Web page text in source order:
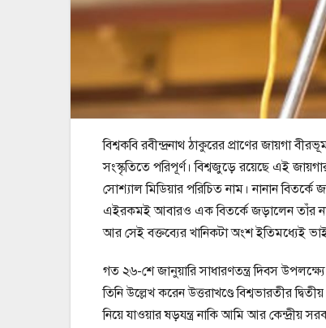
বিশ্বকবি রবীন্দ্রনাথ ঠাকুরের প্রাণের জায়গা
সংস্কৃতিতে পরিপূর্ণ। বিশ্বজুড়ে রয়েছে এই
সোশ্যাল মিডিয়ার পরিচিত নাম। নানান
এইরকমই আবারও এক বিতর্কে জড়ালেন তাঁর
আর সেই বক্তব্যের খানিকটা অংশ ইতিমধ্যেই
গত ২৬-শে জানুয়ারি সাধারণতন্ত্র দিবস
তিনি উল্লেখ করেন উত্তরাখণ্ডে বিশ্বভারতীর
নিয়ে যাওয়ার ষড়যন্ত্র নাকি আমি আর কেন্দ্রীয়